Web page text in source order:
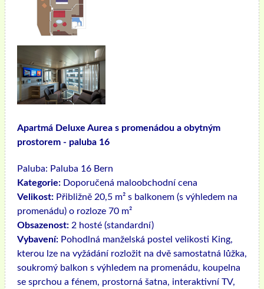
Apartmá Deluxe Aurea s promenádou a obytným
prostorem - paluba 16
Paluba: Paluba 16 Bern
Kategorie: Doporučená maloobchodní cena
Velikost: Přibližně 20,5 m² s balkonem (s výhledem na
promenádu) o rozloze 70 m²
Obsazenost: 2 hosté (standardní)
Vybavení: Pohodlná manželská postel velikosti King,
kterou lze na vyžádání rozložit na dvě samostatná lůžka,
soukromý balkon s výhledem na promenádu, koupelna
se sprchou a fénem, ​​prostorná šatna, interaktivní TV,